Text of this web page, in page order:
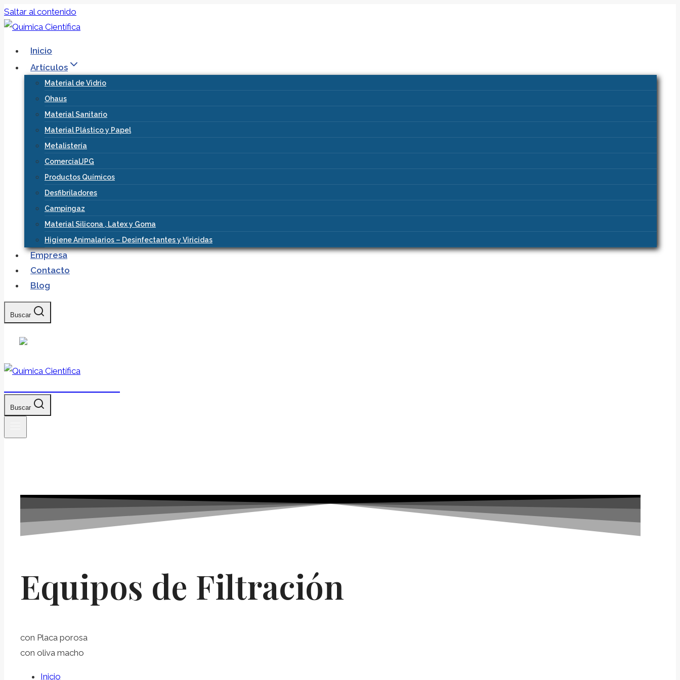
Saltar al contenido
Inicio
Artículos
Material de Vidrio
Ohaus
Material Sanitario
Material Plástico y Papel
Metalistería
ComercialJPG
Productos Químicos
Desfibriladores
Campingaz
Material Silicona , Latex y Goma
Higiene Animalarios – Desinfectantes y Viricidas
Empresa
Contacto
Blog
Buscar
Buscar
Equipos de Filtración
con Placa porosa
con oliva macho
Inicio